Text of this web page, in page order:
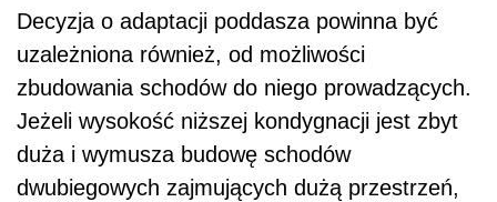
Decyzja o adaptacji poddasza powinna być
uzależniona również, od możliwości
zbudowania schodów do niego prowadzących.
Jeżeli wysokość niższej kondygnacji jest zbyt
duża i wymusza budowę schodów
dwubiegowych zajmujących dużą przestrzeń,